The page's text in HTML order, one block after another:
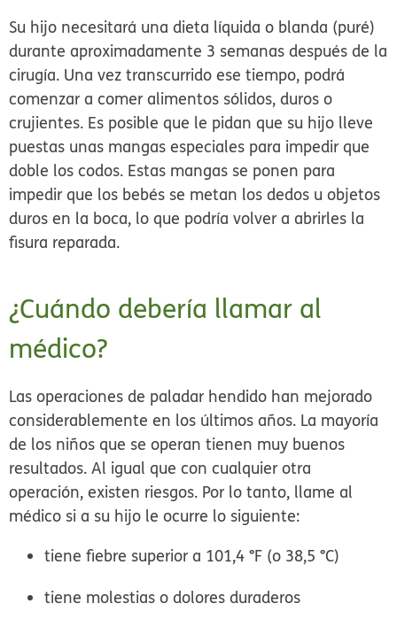
Su hijo necesitará una dieta líquida o blanda (puré)
durante aproximadamente 3 semanas después de la
cirugía. Una vez transcurrido ese tiempo, podrá
comenzar a comer alimentos sólidos, duros o
crujientes. Es posible que le pidan que su hijo lleve
puestas unas mangas especiales para impedir que
doble los codos. Estas mangas se ponen para
impedir que los bebés se metan los dedos u objetos
duros en la boca, lo que podría volver a abrirles la
fisura reparada.
¿Cuándo debería llamar al
médico?
Las operaciones de paladar hendido han mejorado
considerablemente en los últimos años. La mayoría
de los niños que se operan tienen muy buenos
resultados. Al igual que con cualquier otra
operación, existen riesgos. Por lo tanto, llame al
médico si a su hijo le ocurre lo siguiente:
tiene fiebre superior a 101,4 °F (o 38,5 °C)
tiene molestias o dolores duraderos